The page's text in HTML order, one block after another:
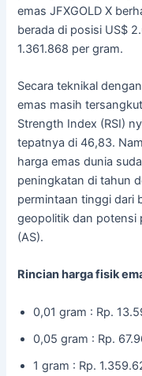
emas JFXGOLD X
berada di posisi US$
1.361.868 per gram.
Secara teknikal
emas masih
Strength Index (RSI)
tepatnya di 46,83.
harga emas dunia
peningkatan di tahun
permintaan tinggi dari
geopolitik dan potensi
(AS).
Rincian harga fisik
0,01 gram : Rp.
0,05 gram : Rp.
1 gram : Rp.